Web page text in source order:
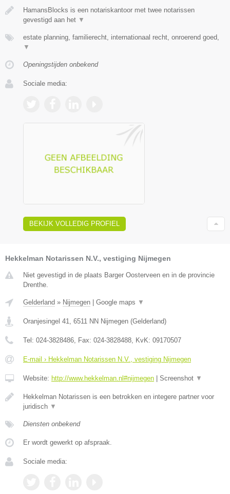
HamansBlocks is een notariskantoor met twee notarissen
gevestigd aan het ▼
estate planning, familierecht, internationaal recht, onroerend goed,
▼
Openingstijden onbekend
Sociale media:
BEKIJK VOLLEDIG PROFIEL
Hekkelman Notarissen N.V., vestiging Nijmegen
Niet gevestigd in de plaats Barger Oosterveen en in de provincie
Drenthe.
Gelderland » Nijmegen | Google maps ▼
Oranjesingel 41 6511 NN Nijmegen (Gelderland)
Tel: 024-3828486 , Fax: 024-3828488 , KvK: 09170507
E-mail › Hekkelman Notarissen N.V., vestiging Nijmegen
Website: http://www.hekkelman.nl#nijmegen | Screenshot ▼
Hekkelman Notarissen is een betrokken en integere partner voor
juridisch ▼
Diensten onbekend
Er wordt gewerkt op afspraak.
Sociale media: